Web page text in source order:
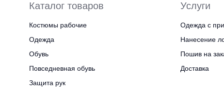
Каталог товаров
Костюмы рабочие
Одежда
Обувь
Повседневная обувь
Защита рук
Услуги
Одежда с
Нанесение
Пошив на
Доставка